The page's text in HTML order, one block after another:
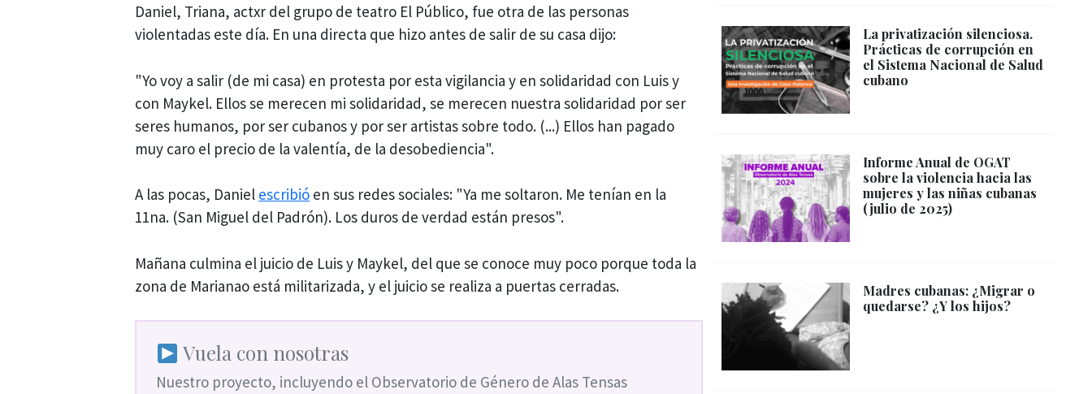
Daniel, Triana, actxr del grupo de teatro El Público, fue otra de las personas
violentadas este día. En una directa que hizo antes de salir de su casa dijo:
"Yo voy a salir (de mi casa) en protesta por esta vigilancia y en solidaridad con Luis y
con Maykel. Ellos se merecen mi solidaridad, se merecen nuestra solidaridad por ser
seres humanos, por ser cubanos y por ser artistas sobre todo. (...) Ellos han pagado
muy caro el precio de la valentía, de la desobediencia".
A las pocas, Daniel escribió en sus redes sociales: "Ya me soltaron. Me tenían en la
11na. (San Miguel del Padrón). Los duros de verdad están presos".
Mañana culmina el juicio de Luis y Maykel, del que se conoce muy poco porque toda la
zona de Marianao está militarizada, y el juicio se realiza a puertas cerradas.
Vuela con nosotras
Nuestro proyecto, incluyendo el Observatorio de Género de Alas Tensas
La privatización silenciosa.
Prácticas de corrupción en
el Sistema Nacional de Salud
cubano
Informe Anual de OGAT
sobre la violencia hacia las
mujeres y las niñas cubanas
(julio de 2025)
Madres cubanas: ¿Migrar o
quedarse? ¿Y los hijos?